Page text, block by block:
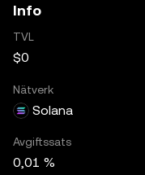
Info
TVL
$0
Nätverk
Solana
Avgiftssats
0,01 %